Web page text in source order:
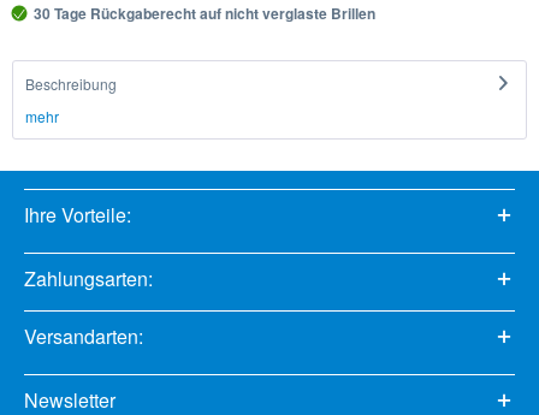
30 Tage Rückgaberecht auf nicht verglaste Brillen
Beschreibung
mehr
Ihre Vorteile:
Zahlungsarten:
Versandarten:
Newsletter